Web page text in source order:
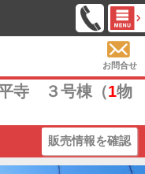
お問合せ
寺 ３号棟（1物
販売情報を確認